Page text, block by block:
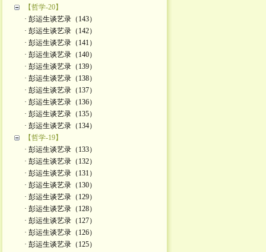
【哲学-20】
· 彭运生谈艺录（143）
· 彭运生谈艺录（142）
· 彭运生谈艺录（141）
· 彭运生谈艺录（140）
· 彭运生谈艺录（139）
· 彭运生谈艺录（138）
· 彭运生谈艺录（137）
· 彭运生谈艺录（136）
· 彭运生谈艺录（135）
· 彭运生谈艺录（134）
【哲学-19】
· 彭运生谈艺录（133）
· 彭运生谈艺录（132）
· 彭运生谈艺录（131）
· 彭运生谈艺录（130）
· 彭运生谈艺录（129）
· 彭运生谈艺录（128）
· 彭运生谈艺录（127）
· 彭运生谈艺录（126）
· 彭运生谈艺录（125）